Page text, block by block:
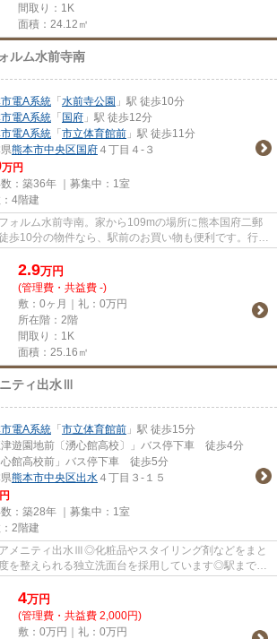
間取り：1K
面積：24.12㎡
ルム水前寺南
電A系統 「 水前寺公園 」駅 徒歩10分
電A系統 「 国府 」駅 徒歩12分
電A系統 「 市立体育館前 」駅 徒歩11分
熊本市中央区 国府 ４丁目４-３
万円
：築36年 ｜募集中： 1室
4階建
ォルム水前寺南。家から109mの場所に熊本国府二郵
歩10分の物件なら、駅前のお買い物も便利です。行く
2.9万円
(管理費・共益費 -)
敷：0ヶ月｜礼：0万円
所在階：2階
間取り：1K
面積：25.16㎡
ティ出水Ⅲ
電A系統 「 市立体育館前 」駅 徒歩15分
津遊園地前〔湧心館高校〕」バス停下車 徒歩4分
心館高校前」バス停下車 徒歩5分
熊本市中央区出水 ４丁目３-１５
：築28年 ｜募集中： 1室
2階建
メニティ出水Ⅲ◎化粧品やスタイリング剤などをまと
を整えられる独立洗面台を採用しています◎駅まで徒
ングキ...
4万円
(管理費・共益費 2,000円)
敷：0万円｜礼：0万円